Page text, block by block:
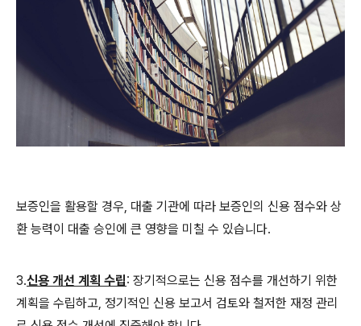
보증인을 활용할 경우, 대출 기관에 따라 보증인의 신용 점수와 상
환 능력이 대출 승인에 큰 영향을 미칠 수 있습니다.
3.신용 개선 계획 수립: 장기적으로는 신용 점수를 개선하기 위한
계획을 수립하고, 정기적인 신용 보고서 검토와 철저한 재정 관리